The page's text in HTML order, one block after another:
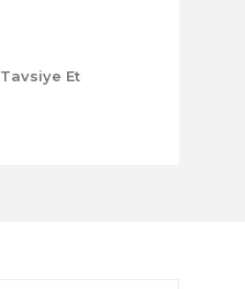
Tavsiye Et